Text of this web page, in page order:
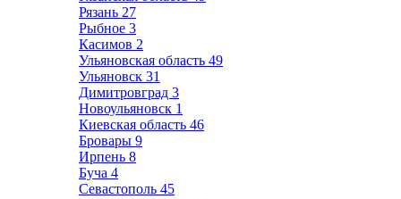
Рязань 27
Рыбное 3
Касимов 2
Ульяновская область 49
Ульяновск 31
Димитровград 3
Новоульяновск 1
Киевская область 46
Бровары 9
Ирпень 8
Буча 4
Севастополь 45